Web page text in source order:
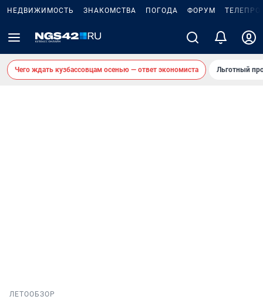
НЕДВИЖИМОСТЬ ЗНАКОМСТВА ПОГОДА ФОРУМ
Чего ждать кузбассовцам осенью — ответ экономиста Льготный
ЛЕТООБЗОР